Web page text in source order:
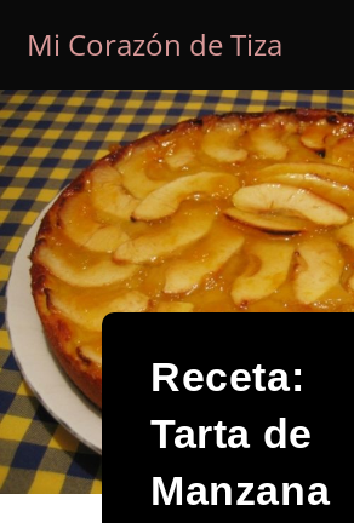
Mi Corazón de Tiza
Receta:
Tarta de
Manzana